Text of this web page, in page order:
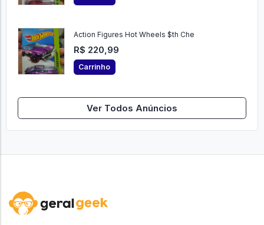
Action Figures Hot Wheels $th Che
R$ 220,99
Carrinho
Ver Todos Anúncios